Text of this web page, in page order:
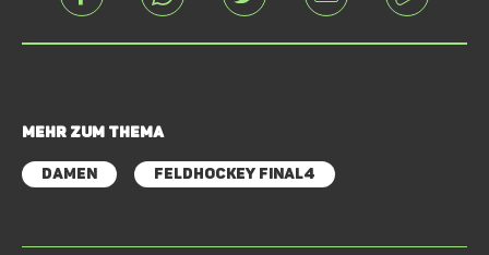
Mehr zum Thema
Damen Feldhockey Final4